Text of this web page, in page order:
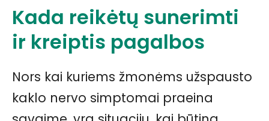
Kada reikėtų sunerimti
ir kreiptis pagalbos
Nors kai kuriems žmonėms užspausto
kaklo nervo simptomai praeina